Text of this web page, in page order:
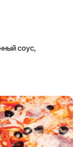
соус,